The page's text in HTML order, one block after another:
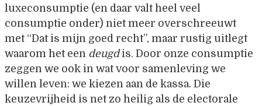
luxeconsumptie (en daar valt heel veel
consumptie onder) niet meer overschreeuwt
met “Dat is mijn goed recht”, maar rustig uitlegt
waarom het een deugdis. Door onze consumptie
zeggen we ook in wat voor samenleving we
willen leven: we kiezen aan de kassa. Die
keuzevrijheid is net zo heilig als de electorale